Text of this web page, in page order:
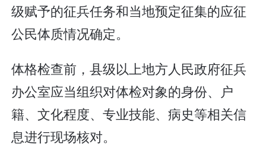
级赋予的征兵任务和当地预定征集的应征
公民体质情况确定。
体格检查前，县级以上地方人民政府征兵
办公室应当组织对体检对象的身份、户
籍、文化程度、专业技能、病史等相关信
息进行现场核对。